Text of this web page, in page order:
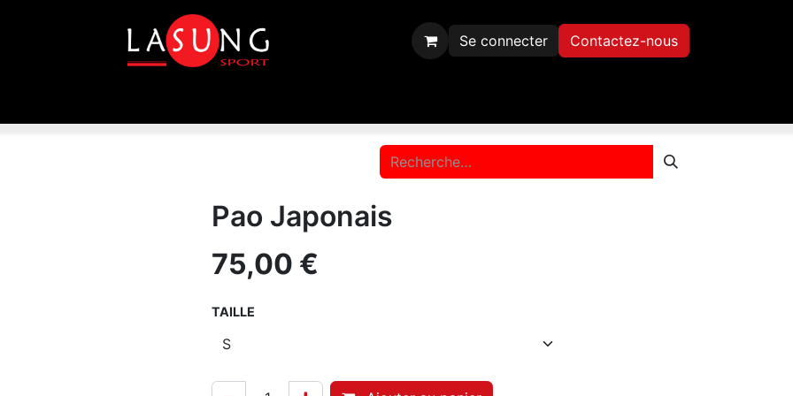
Se connecter Contactez-nous
Pao Japonais
75,00 €
TAILLE